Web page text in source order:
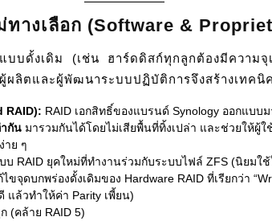
างเลือก (Software &
บบดั้งเดิม (เช่น ฮาร์ดดิสก์ทุกลูกต้องมีความจุ
ผลิตและผู้พัฒนาระบบปฏิบัติการจึงสร้างเทคนิ
RAID): RAID เอกสิทธิ์ของแบรนด์ Synology ออกแบบ
กัน มารวมกันได้โดยไม่เสียพื้นที่ทิ้งเปล่า และช่วยให้ผู้
าย ๆ
บ RAID ยุคใหม่ที่ทำงานร่วมกับระบบไฟล์ ZFS (นิยมใช้
ขจุดบกพร่องดั้งเดิมของ Hardware RAID ที่เรียกว่า
แล้วทำให้ค่า Parity เพี้ยน)
(คล้าย RAID 5)